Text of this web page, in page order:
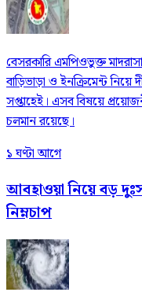
বেসরকারি এমপিওভুক্ত
বাড়িভাড়া ও ইনক্রিমেন্ট
সপ্তাহেই। এসব বিষয়ে
চলমান রয়েছে।
১ ঘণ্টা আগে
আবহাওয়া নিয়ে বড়
নিম্নচাপ